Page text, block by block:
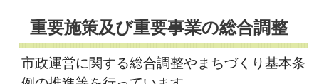
重要施策及び重要事業の総合調整
市政運営に関する総合調整やまちづくり基本条